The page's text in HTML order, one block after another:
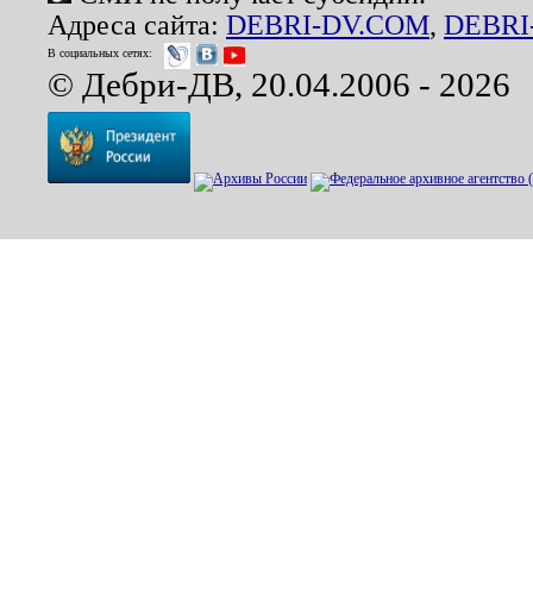
Адреса сайта: DEBRI-DV.COM,
В социальных сетях:
© Дебри-ДВ, 20.04.2006 - 2026